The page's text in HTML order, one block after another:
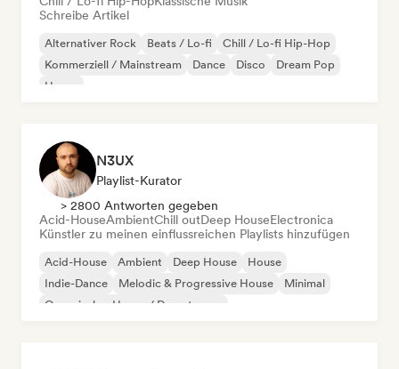
Schreibe Artikel
Alternativer Rock Beats / Lo-fi
Chill / Lo-fi Hip-Hop
Kommerziell / Mainstream
Dance Disco
Dream Pop
House
N3UX
Playlist-Kurator
> 2800 Antworten gegeben
Acid-HouseAmbientChill outDeep HouseElectronica
Künstler zu meinen einflussreichen Playlists hinzufügen
Acid-House Ambient Deep House
House
Indie-Dance
Melodic & Progressive House
Minimal
Organischer House / Downtempo